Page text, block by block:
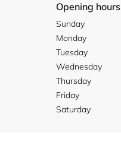
Opening hours
Sunday
Monday
Tuesday
Wednesday
Thursday
Friday
Saturday